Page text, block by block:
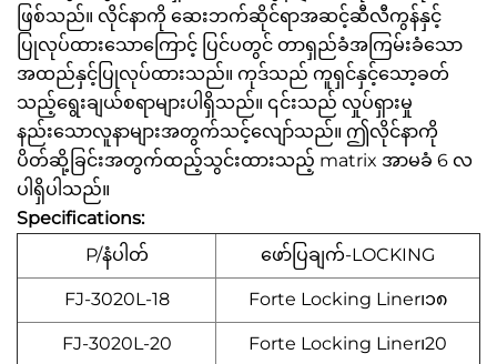
ဖြစ်သည်။ လိုင်နာကို ဆေးဘက်ဆိုင်ရာအဆင့်ဆီလီကွန်နှင့်
ပြုလုပ်ထားသောကြောင့် ပြင်ပတွင် တာရှည်ခံအကြမ်းခံသော
အထည်နှင့်ပြုလုပ်ထားသည်။ ကုဒ်သည် ကူရှင်နှင့်သော့ခတ်
သည့်ရွေးချယ်စရာများပါရှိသည်။ ၎င်းသည် လှုပ်ရှားမှု
နည်းသောလူနာများအတွက်သင့်လျော်သည်။ ဤလိုင်နာကို
ပိတ်ဆို့ခြင်းအတွက်ထည့်သွင်းထားသည့် matrix အာမခံ 6 လ
ပါရှိပါသည်။
Specifications:
P/နံပါတ်
ဖော်ပြချက်-LOCKING
FJ-3020L-18 Forte Locking Liner၊၁၈
FJ-3020L-20 Forte Locking Liner၊20